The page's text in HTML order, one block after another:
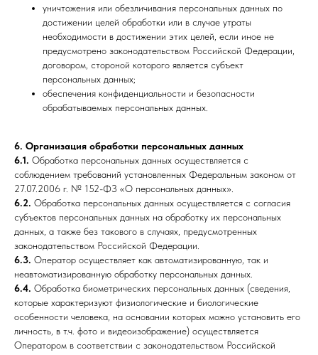
уничтожения или обезличивания персональных данных по
достижении целей обработки или в случае утраты
необходимости в достижении этих целей, если иное не
предусмотрено законодательством Российской Федерации,
договором, стороной которого является субъект
персональных данных;
обеспечения конфиденциальности и безопасности
обрабатываемых персональных данных.
6. Организация обработки персональных данных
6.1. Обработка персональных данных осуществляется с
соблюдением требований установленных Федеральным законом от
27.07.2006 г. № 152-ФЗ «О персональных данных».
6.2. Обработка персональных данных осуществляется с согласия
субъектов персональных данных на обработку их персональных
данных, а также без такового в случаях, предусмотренных
законодательством Российской Федерации.
6.3. Оператор осуществляет как автоматизированную, так и
неавтоматизированную обработку персональных данных.
6.4. Обработка биометрических персональных данных (сведения,
которые характеризуют физиологические и биологические
особенности человека, на основании которых можно установить его
личность, в т.ч. фото и видеоизображение) осуществляется
Оператором в соответствии с законодательством Российской